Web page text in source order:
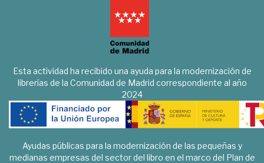
Esta actividad ha recibido una ayuda para la modernización de
librerías de la Comunidad de Madrid correspondiente al año
2024
Ayudas públicas para la modernización de las pequeñas y
medianas empresas del sector del libro en el marco del Plan de